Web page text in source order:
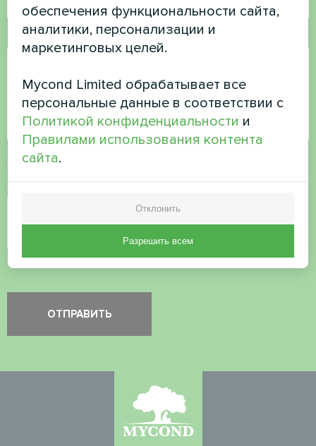
Комментарий
Принять
Пожалуйста, проверьте, что вы не робот.
обеспечения функциональности сайта,
аналитики, персонализации и
маркетинговых целей.
Mycond Limited обрабатывает все
персональные данные в соответствии с
Политикой конфиденциальности и
Правилами использования контента
сайта.
Отклонить
Разрешить всем